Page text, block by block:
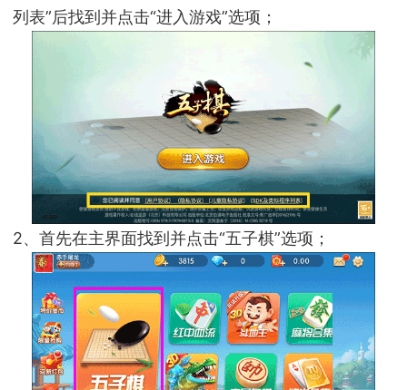
列表”后找到并点击“进入游戏”选项；
2、首先在主界面找到并点击“五子棋”选项；